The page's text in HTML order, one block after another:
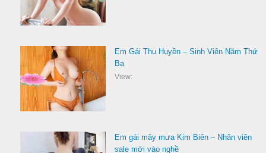
Em Gái Thu Huyền – Sinh Viên Năm Thứ
Ba
View:
Em gái mây mưa Kim Biên – Nhân viên
sale mới vào nghề